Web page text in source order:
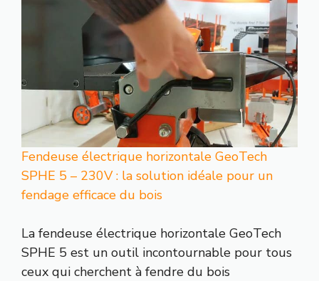
Fendeuse électrique horizontale GeoTech
SPHE 5 – 230V : la solution idéale pour un
fendage efficace du bois
La fendeuse électrique horizontale GeoTech
SPHE 5 est un outil incontournable pour tous
ceux qui cherchent à fendre du bois